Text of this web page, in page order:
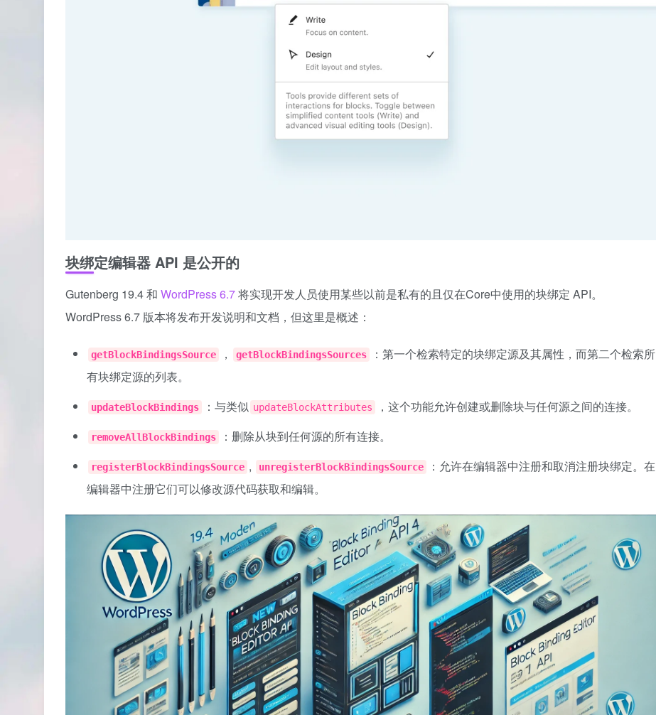
块绑定编辑器 API 是公开的
Gutenberg 19.4 和 WordPress 6.7将实现开发人员使用某些以前是私有的且仅在Core中使用的块绑定 API。
WordPress 6.7 版本将发布开发说明和文档，但这里是概述：
getBlockBindingsSource ， getBlockBindingsSources
：第一个检索特定的块绑定源及其属性，而第二个检索所
有块绑定源的列表。
updateBlockBindings ：与类似 updateBlockAttributes ，这个功能允许创建或删除块与任何源之间的连接。
removeAllBlockBindings ：删除从块到任何源的所有连接。
registerBlockBindingsSource , unregisterBlockBindingsSource
：允许在编辑器中注册和取消注册块绑定。在
编辑器中注册它们可以修改源代码获取和编辑。